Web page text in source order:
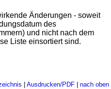
Änderungen - soweit
des
und nicht nach dem
Liste einsortiert sind.
Ausdrucken/PDF| nach oben